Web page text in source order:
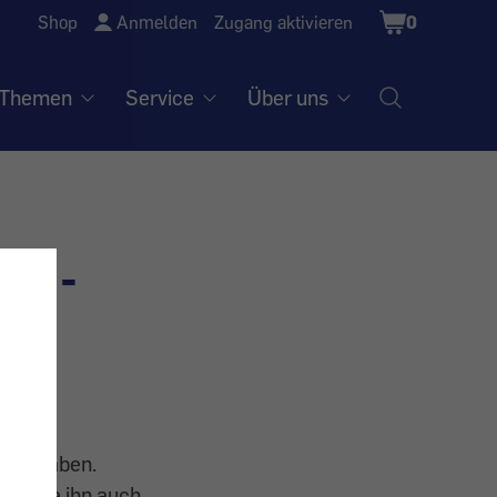
Shop Anmelden Zugang aktivieren
Shopping
Cart
0
Service Über uns
... -
haben.